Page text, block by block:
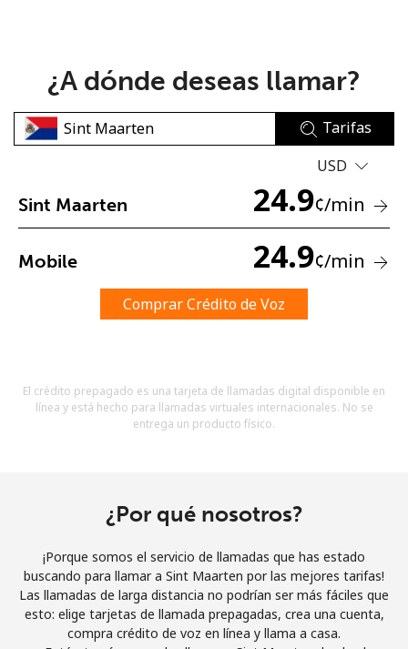
No se ha creado una contraseña
Una letra mayúscula y una minúscula
Un caracter especial
Términos y condiciones.
Únete
¿A dónde deseas llamar?
Tarifas
USD
Sint Maarten 24.9¢/min
Mobile 24.9¢/min
Comprar Crédito de Voz
El crédito prepagado es una tarjeta de llamadas digital disponible en
línea y está hecho para llamadas virtuales internacionales. No se
entrega un producto físico.
¿Por qué nosotros?
¡Porque somos el servicio de llamadas que has estado
buscando para llamar a Sint Maarten por las mejores tarifas!
Las llamadas de larga distancia no podrían ser más fáciles que
esto: elige tarjetas de llamada prepagadas, crea una cuenta,
compra crédito de voz en línea y llama a casa.